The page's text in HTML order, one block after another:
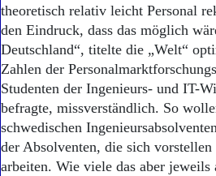
theoretisch relativ leicht Personal
den Eindruck, dass das möglich
Deutschland“, titelte die „Welt“
Zahlen der
Studenten der Ingenieurs- und IT-
befragte, missverständlich. So
schwedischen
der Absolventen, die sich
arbeiten. Wie viele das aber